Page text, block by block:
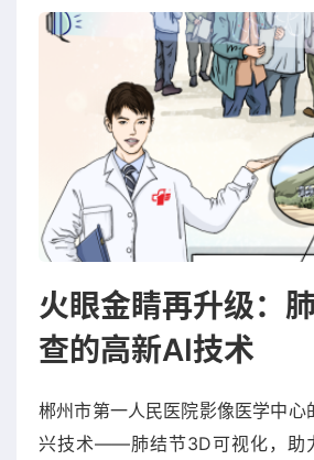
火眼金睛再升级：
查的高新AI技术
郴州市第一人民医院影像医学中心
兴技术——肺结节3D可视化，助